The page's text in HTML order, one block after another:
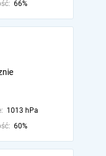
66%
1013 hPa
60%